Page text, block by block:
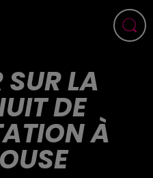
SUR LA
DE
À